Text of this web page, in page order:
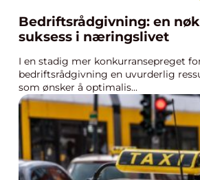
Bedriftsrådgivning: en
suksess i næringslivet
I en stadig mer konkurransepreget
bedriftsrådgivning en uvurderlig
som ønsker å optimalis...